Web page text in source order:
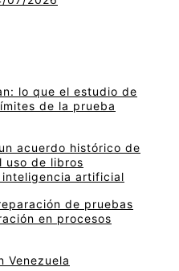
lo que el estudio de
de la prueba
acuerdo histórico de
uso de libros
artificial
de pruebas
en procesos
Venezuela